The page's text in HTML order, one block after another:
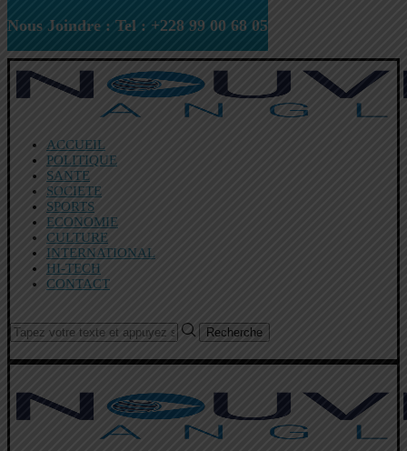
Nous Joindre : Tel : +228 99 00 68 05
ACCUEIL
POLITIQUE
SANTE
SOCIETE
SPORTS
ECONOMIE
CULTURE
INTERNATIONAL
HI-TECH
CONTACT
Recherche